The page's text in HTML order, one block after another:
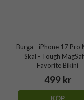
Burga - iPhone 17 Pro
Skal - Tough
Favorite Bikini
499 kr